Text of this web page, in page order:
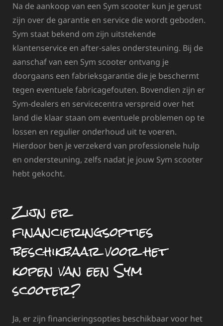
Na de aankoop van een Sym scooter kun je gerust
zijn over de garantie en service die wordt geboden.
Sym staat bekend om zijn uitstekende
klantenservice en after-sales ondersteuning. Bij de
aanschaf van een Sym scooter ontvang je
doorgaans een fabrieksgarantie die je beschermt
tegen eventuele fabricagefouten. Bovendien zijn er
Sym-dealers en servicecentra verspreid over het
land die klaar staan om eventuele problemen op te
lossen en regulier onderhoud uit te voeren.
Hierdoor ben je verzekerd van professionele hulp
en ondersteuning, zelfs nadat je jouw Sym scooter
hebt gekocht.
Zijn er
financieringsopties
beschikbaar voor het
kopen van een Sym
scooter?
Ja, er zijn financieringsopties beschikbaar voor het